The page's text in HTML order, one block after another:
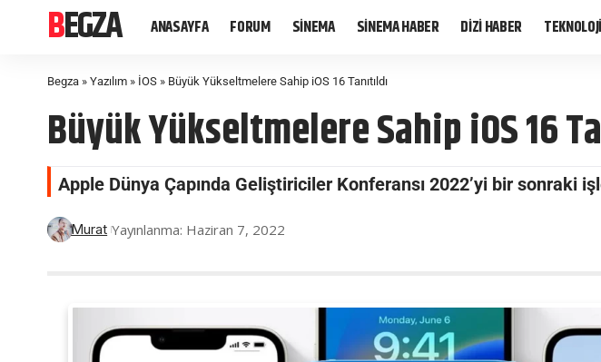
BEGZA ANASAYFA FORUM SİNEMA SİNEMA HABER DİZİ HABER TEKNOLOJİ
Begza » Yazılım » İOS » Büyük Yükseltmelere Sahip iOS 16 Tanıtıldı
Büyük Yükseltmelere Sahip iOS 16
Apple Dünya Çapında Geliştiriciler Konferansı 2022’yi bir
Murat Yayınlanma: Haziran 7, 2022